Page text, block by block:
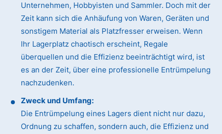
Unternehmen, Hobbyisten und Sammler. Doch mit der
Zeit kann sich die Anhäufung von Waren, Geräten und
sonstigem Material als Platzfresser erweisen. Wenn
Ihr Lagerplatz chaotisch erscheint, Regale
überquellen und die Effizienz beeinträchtigt wird, ist
es an der Zeit, über eine professionelle Entrümpelung
nachzudenken.
Zweck und Umfang:
Die Entrümpelung eines Lagers dient nicht nur dazu,
Ordnung zu schaffen, sondern auch, die Effizienz und